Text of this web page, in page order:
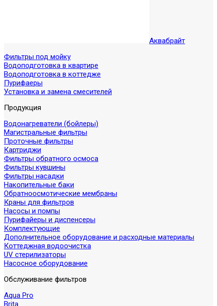
Аквабрайт
Фильтры под мойку
Водоподготовка в квартире
Водоподготовка в коттедже
Пурифаеры
Установка и замена смесителей
Продукция
Водонагреватели (бойлеры)
Магистральные фильтры
Проточные фильтры
Картриджи
Фильтры обратного осмоса
Фильтры кувшины
Фильтры насадки
Накопительные баки
Обратноосмотические мембраны
Краны для фильтров
Насосы и помпы
Пурифайеры и диспенсеры
Комплектующие
Дополнительное оборудование и расходные материалы
Коттеджная водоочистка
UV стерилизаторы
Насосное оборудование
Обслуживание фильтров
Aqua Pro
Brita